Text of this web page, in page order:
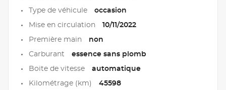
Type de véhicule occasion
Mise en circulation 10/11/2022
Première main non
Carburant essence sans plomb
Boite de vitesse automatique
Kilométrage (km) 45598